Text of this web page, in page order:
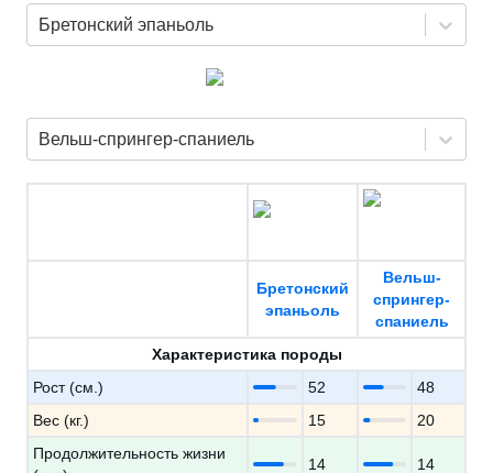
Бретонский эпаньоль
Вельш-спрингер-спаниель
Бретонский
эпаньоль
Вельш-
спрингер-
спаниель
Характеристика породы
Рост (см.)
52
48
Вес (кг.)
15
20
Продолжительность жизни
14 14